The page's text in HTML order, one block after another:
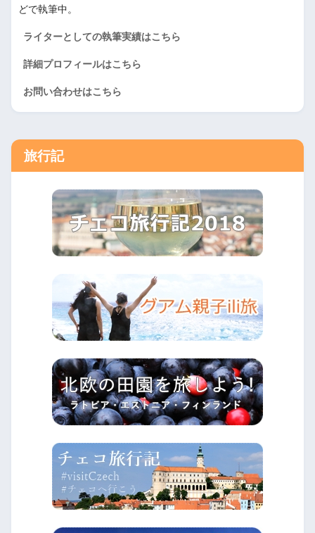
どで執筆中。
ライターとしての執筆実績はこちら
詳細プロフィールはこちら
お問い合わせはこちら
旅行記